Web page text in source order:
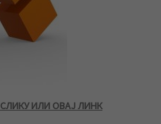
ИЛИ ОВАЈ ЛИНК